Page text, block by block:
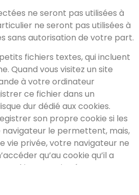
ne seront pas utilisées à
ne seront pas utilisées à
sans autorisation de votre part.
fichiers textes, qui incluent
Quand vous visitez un site
à votre ordinateur
ce fichier dans un
dur dédié aux cookies.
son propre cookie si les
le permettent, mais,
vie privée, votre navigateur ne
qu’au cookie qu’il a
cookies enregistrés par